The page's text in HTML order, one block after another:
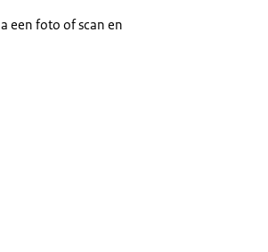
een foto of scan en